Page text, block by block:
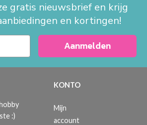
gratis nieuwsbrief en krijg
en kortingen!
Aanmelden
:)
KONTO
Mijn
account